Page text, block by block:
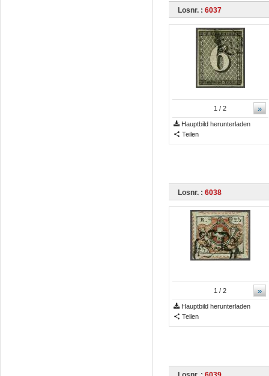
Losnr. : 6037
»
1 / 2
Hauptbild herunterladen
Teilen
Losnr. : 6038
»
1 / 2
Hauptbild herunterladen
Teilen